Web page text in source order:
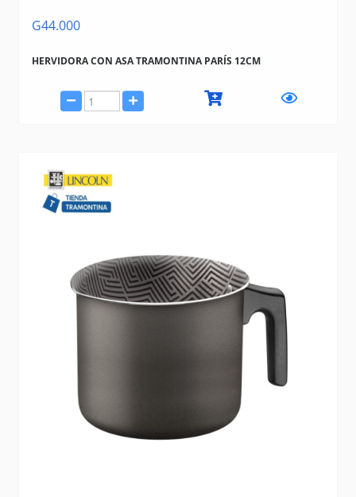
G44.000
HERVIDORA CON ASA TRAMONTINA PARÍS 12CM